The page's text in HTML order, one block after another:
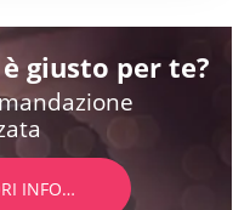
giusto per te?
OTTENERE MAGGIORI INFORMAZIONI